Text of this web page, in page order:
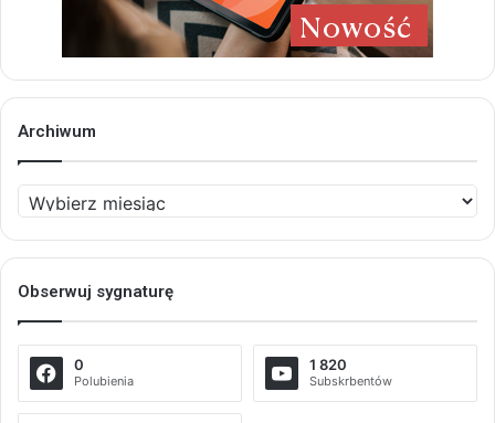
Archiwum
Archiwum
Obserwuj sygnaturę
0
Polubienia
1 820
Subskrbentów